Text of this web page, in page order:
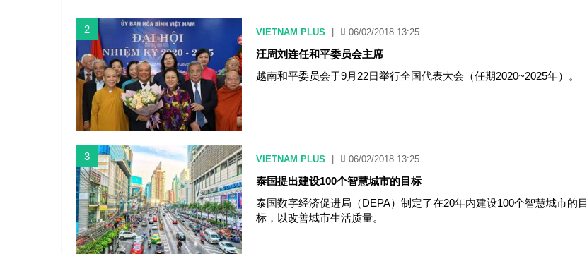
2 VIETNAM PLUS 06/02/2018 13:25
汪周刘连任和平委员会主席
越南和平委员会于9月22日举行全国代表大会（任期2020~2025年）。
3 VIETNAM PLUS 06/02/2018 13:25
泰国提出建设100个智慧城市的目标
泰国数字经济促进局（DEPA）制定了在20年内建设100个智慧城市的目
标，以改善城市生活质量。